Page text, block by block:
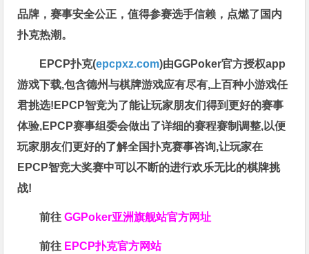
品牌，赛事安全公正，值得参赛选手信赖，点燃了国内
扑克热潮。
EPCP扑克(epcpxz.com)由GGPoker官方授权app
游戏下载,包含德州与棋牌游戏应有尽有,上百种小游戏任
君挑选!EPCP智竞为了能让玩家朋友们得到更好的赛事
体验,EPCP赛事组委会做出了详细的赛程赛制调整,以便
玩家朋友们更好的了解全国扑克赛事咨询,让玩家在
EPCP智竞大奖赛中可以不断的进行欢乐无比的棋牌挑
战!
前往GGPoker亚洲旗舰站官方网址
前往 EPCP扑克官方网站